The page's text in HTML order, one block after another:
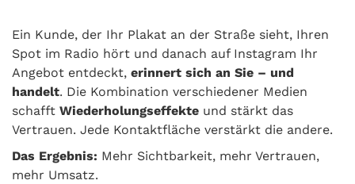
Ein Kunde, der Ihr Plakat an der Straße sieht, Ihren
Spot im Radio hört und danach auf Instagram Ihr
Angebot entdeckt, erinnert sich an Sie – und
handelt. Die Kombination verschiedener Medien
schafft Wiederholungseffekte und stärkt das
Vertrauen. Jede Kontaktfläche verstärkt die andere.
Das Ergebnis: Mehr Sichtbarkeit, mehr Vertrauen,
mehr Umsatz.